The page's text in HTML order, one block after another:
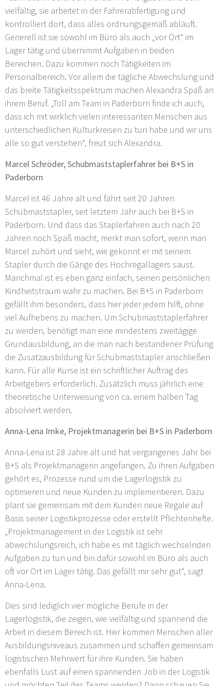
vielfältig, sie arbeitet in der Fahrerabfertigung und
kontrolliert dort, dass alles ordnungsgemäß abläuft.
Generell ist sie sowohl im Büro als auch „vor Ort“ im
Lager tätig und übernimmt Aufgaben in beiden
Bereichen. Dazu kommen noch Tätigkeiten im
Personalbereich. Vor allem die tägliche Abwechslung und
das breite Tätigkeitsspektrum machen Alexandra Spaß an
ihrem Beruf. „Toll am Team in Paderborn finde ich auch,
dass ich mit wirklich vielen interessanten Menschen aus
unterschiedlichen Kulturkreisen zu tun habe und wir uns
alle so gut verstehen“, freut sich Alexandra.
Marcel Schröder, Schubmaststaplerfahrer bei B+S in
Paderborn
Marcel ist 46 Jahre alt und fährt seit 20 Jahren
Schubmaststapler, seit letztem Jahr auch bei B+S in
Paderborn. Und dass das Staplerfahren auch nach 20
Jahren noch Spaß macht, merkt man sofort, wenn man
Marcel zuhört und sieht, wie gekonnt er mit seinem
Stapler durch die Gänge des Hochregallagers saust.
Manchmal ist es eben ganz einfach, seinen persönlichen
Kindheitstraum wahr zu machen. Bei B+S in Paderborn
gefällt ihm besonders, dass hier jeder jedem hilft, ohne
viel Aufhebens zu machen. Um Schubmaststaplerfahrer
zu werden, benötigt man eine mindestens zweitägige
Grundausbildung, an die man nach bestandener Prüfung
die Zusatzausbildung für Schubmaststapler anschließen
kann. Für alle Kurse ist ein schriftlicher Auftrag des
Arbeitgebers erforderlich. Zusätzlich muss jährlich eine
theoretische Unterweisung von ca. einem halben Tag
absolviert werden.
Anna-Lena Imke, Projektmanagerin bei B+S in Paderborn
Anna-Lena ist 28 Jahre alt und hat vergangenes Jahr bei
B+S als Projektmanagerin angefangen. Zu ihren Aufgaben
gehört es, Prozesse rund um die Lagerlogistik zu
optimieren und neue Kunden zu implementieren. Dazu
plant sie gemeinsam mit dem Kunden neue Regale auf
Basis seiner Logistikprozesse oder erstellt Pflichtenhefte.
„Projektmanagement in der Logistik ist sehr
abwechslungsreich, ich habe es mit täglich wechselnden
Aufgaben zu tun und bin dafür sowohl im Büro als auch
oft vor Ort im Lager tätig. Das gefällt mir sehr gut“, sagt
Anna-Lena.
Dies sind lediglich vier mögliche Berufe in der
Lagerlogistik, die zeigen, wie vielfältig und spannend die
Arbeit in diesem Bereich ist. Hier kommen Menschen aller
Ausbildungsniveaus zusammen und schaffen gemeinsam
logistischen Mehrwert für ihre Kunden. Sie haben
ebenfalls Lust auf einen spannenden Job in der Logistik